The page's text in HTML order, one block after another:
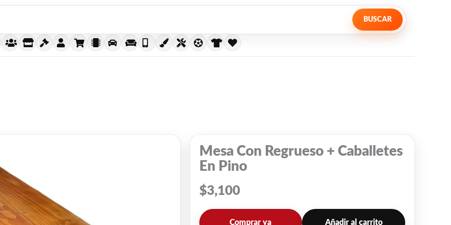
BUSCAR
Mesa Con Regrueso + Caballetes
En Pino
$3,100
Comprar ya Añadir al carrito